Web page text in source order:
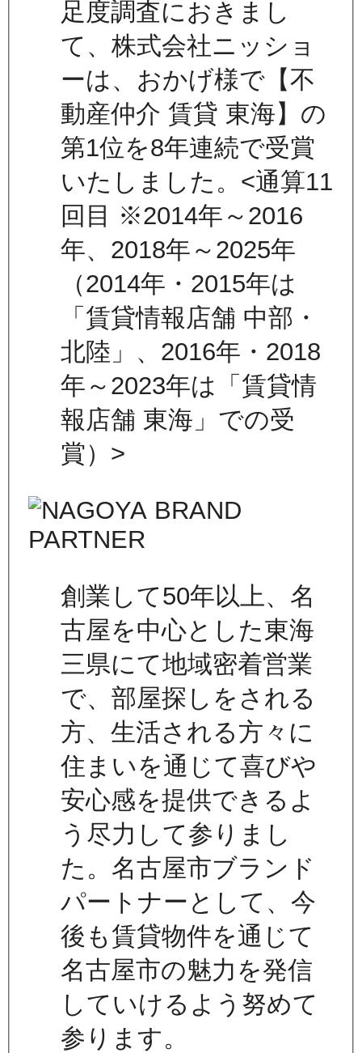
足度調査におきまし
て、株式会社ニッショ
ーは、おかげ様で【不
動産仲介 賃貸 東海】の
第1位を8年連続で受賞
いたしました。<通算11
回目 ※2014年～2016
年、2018年～2025年
（2014年・2015年は
「賃貸情報店舗 中部・
北陸」、2016年・2018
年～2023年は「賃貸情
報店舗 東海」での受
賞）>
創業して50年以上、名
古屋を中心とした東海
三県にて地域密着営業
で、部屋探しをされる
方、生活される方々に
住まいを通じて喜びや
安心感を提供できるよ
う尽力して参りまし
た。名古屋市ブランド
パートナーとして、今
後も賃貸物件を通じて
名古屋市の魅力を発信
していけるよう努めて
参ります。